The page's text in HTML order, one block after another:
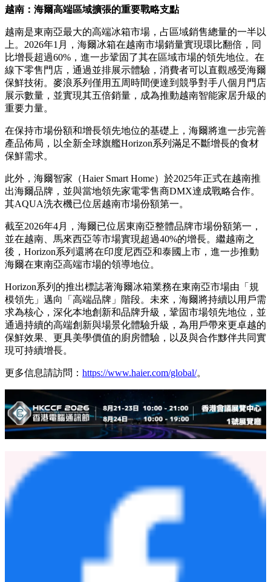
食材種類與數量，使食材管理更加簡單便捷。
與此同時，在Horizon系列發佈活動現場，海爾還展示了麥浪
套系 。該系列冰箱搭載海爾原創AI全空間保鮮技術，能夠將
溫度波動控制在1℃以內。即使冷凍一個月，牛排解凍後仍然
保持鮮嫩、紅潤、多汁，營養成分也不會流失。
Haier Launches Horizon Refrigerator in Vietnam, Setting New
越南：海爾高端區域擴張的重要戰略支點
上。2026年1月，海爾冰箱在越南市場銷量實現環比翻倍，同
比增長超過60%，進一步鞏固了其在區域市場的領先地位。在
線下零售門店，通過並排展示體驗，消費者可以直觀感受海爾
展示數量，並實現其五倍銷量，成為推動越南智能家居升級的
重要力量。
在保持市場份額和增長領先地位的基礎上，海爾將進一步完善
保鮮需求。
此外，海爾智家（Haier Smart Home）於2025年正式在越南推
出海爾品牌，並與當地領先家電零售商DMX達成戰略合作。
其AQUA洗衣機已位居越南市場份額第一。
並在越南、馬來西亞等市場實現超過40%的增長。繼越南之
海爾在東南亞高端市場的領導地位。
Horizon系列的推出標誌著海爾冰箱業務在東南亞市場由「規
模領先」邁向「高端品牌」階段。未來，海爾將持續以用戶需
通過持續的高端創新與場景化體驗升級，為用戶帶來更卓越的
保鮮效果、更具美學價值的廚房體驗，以及與合作黟伴共同實
現可持續增長。
更多信息請訪問： https://www.haier.com/global/